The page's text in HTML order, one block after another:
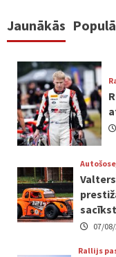
Jaunākās
07/
Rallijs